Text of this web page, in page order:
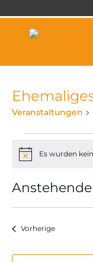
Veranstaltungen
HinweisEs wurden
Anstehende
Vorherige